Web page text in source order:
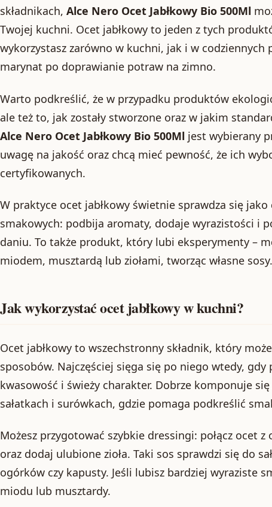
składnikach, Alce Nero Ocet Jabłkowy Bio 500Ml
Twojej kuchni. Ocet jabłkowy to jeden z tych
wykorzystasz zarówno w kuchni, jak i w codziennych
marynat po doprawianie potraw na zimno.
Warto podkreślić, że w przypadku produktów
ale też to, jak zostały stworzone oraz w jakim
Alce Nero Ocet Jabłkowy Bio 500Ml jest wybierany
uwagę na jakość oraz chcą mieć pewność, że ich
certyfikowanych.
W praktyce ocet jabłkowy świetnie sprawdza się
smakowych: podbija aromaty, dodaje wyrazistości i
daniu. To także produkt, który lubi eksperymenty –
miodem, musztardą lub ziołami, tworząc własne sosy.
Jak wykorzystać ocet jabłkowy w kuchni?
Ocet jabłkowy to wszechstronny składnik, który
sposobów. Najczęściej sięga się po niego wtedy,
kwasowość i świeży charakter. Dobrze komponuje
sałatkach i surówkach, gdzie pomaga podkreślić
Możesz przygotować szybkie dressingi: połącz ocet
oraz dodaj ulubione zioła. Taki sos sprawdzi się do
ogórków czy kapusty. Jeśli lubisz bardziej wyraziste
miodu lub musztardy.